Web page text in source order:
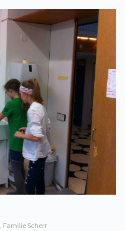
Familie Scherr